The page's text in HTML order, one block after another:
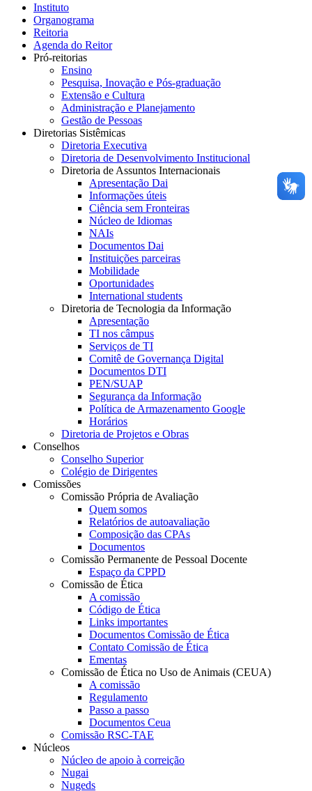
Instituto
Organograma
Reitoria
Agenda do Reitor
Pró-reitorias
Ensino
Pesquisa, Inovação e Pós-graduação
Extensão e Cultura
Administração e Planejamento
Gestão de Pessoas
Diretorias Sistêmicas
Diretoria Executiva
Diretoria de Desenvolvimento Institucional
Diretoria de Assuntos Internacionais
Apresentação Dai
Informações úteis
Ciência sem Fronteiras
Núcleo de Idiomas
NAIs
Documentos Dai
Instituições parceiras
Mobilidade
Oportunidades
International students
Diretoria de Tecnologia da Informação
Apresentação
TI nos câmpus
Serviços de TI
Comitê de Governança Digital
Documentos DTI
PEN/SUAP
Segurança da Informação
Política de Armazenamento Google
Horários
Diretoria de Projetos e Obras
Conselhos
Conselho Superior
Colégio de Dirigentes
Comissões
Comissão Própria de Avaliação
Quem somos
Relatórios de autoavaliação
Composição das CPAs
Documentos
Comissão Permanente de Pessoal Docente
Espaço da CPPD
Comissão de Ética
A comissão
Código de Ética
Links importantes
Documentos Comissão de Ética
Contato Comissão de Ética
Ementas
Comissão de Ética no Uso de Animais (CEUA)
A comissão
Regulamento
Passo a passo
Documentos Ceua
Comissão RSC-TAE
Núcleos
Núcleo de apoio à correição
Nugai
Nugeds